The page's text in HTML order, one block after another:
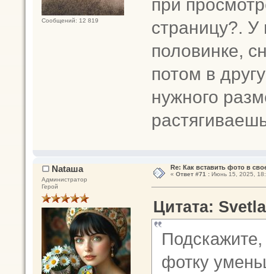
Сообщений: 12 819
страницу?. У
половинке,
потом в
нужного
Nataшa
Администратор
Герой
Re: Как вставить фото в
« Ответ #71 :Июнь 15, 2025,
Цитата:
Подскажите,
фотку